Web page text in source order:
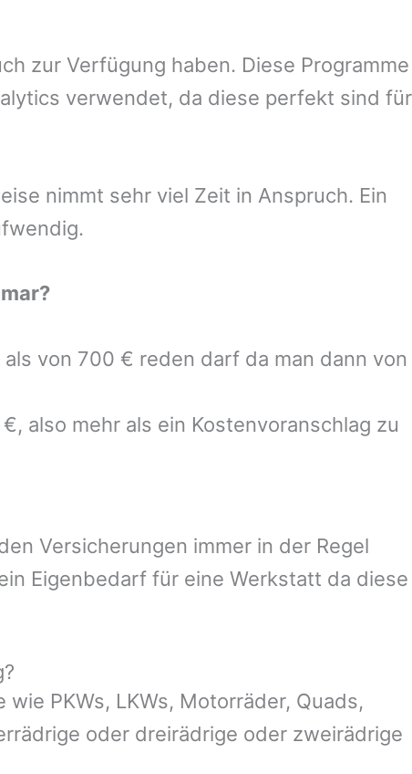
zur Verfügung haben. Diese Programme
verwendet, da diese perfekt sind für
nimmt sehr viel Zeit in Anspruch. Ein
?
von 700 € reden darf da man dann von
also mehr als ein Kostenvoranschlag zu
Versicherungen immer in der Regel
Eigenbedarf für eine Werkstatt da diese
PKWs, LKWs, Motorräder, Quads,
oder dreirädrige oder zweirädrige